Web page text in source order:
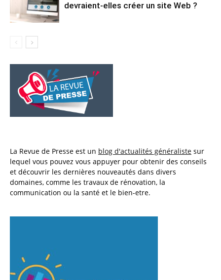
devraient-elles créer un site Web ?
La Revue de Presse est un blog d'actualités généraliste sur
lequel vous pouvez vous appuyer pour obtenir des conseils
et découvrir les dernières nouveautés dans divers
domaines, comme les travaux de rénovation, la
communication ou la santé et le bien-etre.